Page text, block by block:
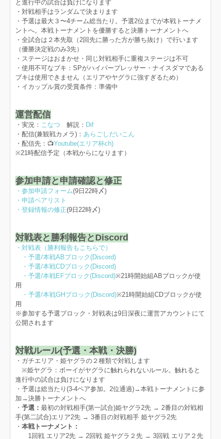
と進行中の試合は負けになります
・対戦相手はランダムで決まります
・予選は最大３〜4チーム総当たり。予選2位までが本戦トーナメ
ントへ。本戦トーナメントを優勝すると決勝トーナメントへ
・全試合は２本先取（2回先に勝った方が勝ち抜け）で行います
（優勝決定戦のみ3先）
・ステージはおまかせ・同じ対戦相手に重複ステージは不可
・使用不可なブキ：SPがハイパープレッサー・ナイスダマである
ブキは使用できません（エリアやヤグラに強すぎるため）
・イカップル賞の受賞条件：準備中
運営配信
・実況： こなつ 解説： Dif
・配信(兼観戦カメラ)： あらごしだいこん
・配信先：📺Youtube(エリア杯ch)
※21時配信予定（本戦からになります）
参加申請と申請確認と修正
・参加申請フォーム(9日22時〆)
・申請ペアリスト
・登録情報の修正(9日22時〆)
対戦表と勝利報告とDiscord
・対戦表（勝利報告もこちらで）
・予選/本戦ABブロック(Discord)
・予選/本戦CDブロック(Discord)
・予選/本戦EFブロック(Discord)※21時開始組ABブロックが使
用
・予選/本戦GHブロック(Discord)※21時開始組CDブロックが使
用
※参加する予選ブロック・対戦表は9日深夜に運営アカウントにて
公開されます
対戦ルール(予選・本戦・決勝)
・ガチエリア・姫ヤグラの２種類で対戦します
※姫ヤグラ：ボーイがヤグラに触れられないルール。触れると
進行中の試合は負けになります
・予選は総当たり(3-4ペア参加。2位通過)→本戦トーナメントに参
加→決勝トーナメントへ
・ 予選： 最初の対戦相手(第一試合)姫ヤグラ2先 → 2番目の対戦相
手(第二試合)エリア2先 → 3番目の対戦相手 姫ヤグラ2先
・ 本戦トーナメント：
1回戦 エリア2先 → 2回戦 姫ヤグラ２先 → 3回戦 エリア２先